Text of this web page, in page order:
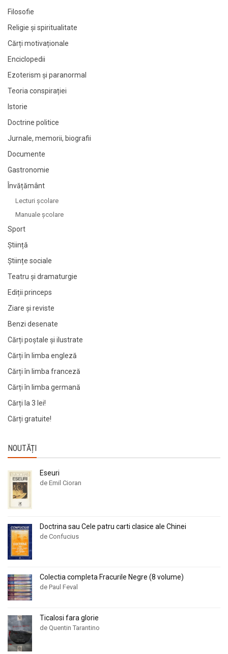
Filosofie
Religie și spiritualitate
Cărți motivaționale
Enciclopedii
Ezoterism și paranormal
Teoria conspirației
Istorie
Doctrine politice
Jurnale, memorii, biografii
Documente
Gastronomie
Învățământ
Lecturi şcolare
Manuale şcolare
Sport
Știință
Științe sociale
Teatru și dramaturgie
Ediții princeps
Ziare şi reviste
Benzi desenate
Cărți poștale și ilustrate
Cărți în limba engleză
Cărți în limba franceză
Cărți în limba germană
Cărți la 3 lei!
Cărți gratuite!
NOUTĂȚI
Eseuri
de Emil Cioran
Doctrina sau Cele patru carti clasice ale Chinei
de Confucius
Colectia completa Fracurile Negre (8 volume)
de Paul Feval
Ticalosi fara glorie
de Quentin Tarantino